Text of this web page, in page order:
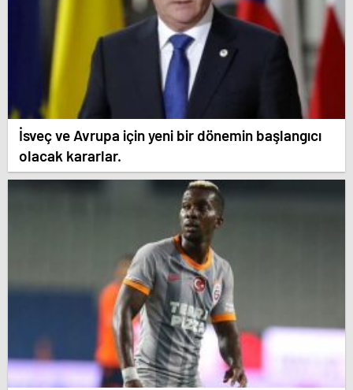
İsveç ve Avrupa için yeni bir dönemin başlangıcı
olacak kararlar.